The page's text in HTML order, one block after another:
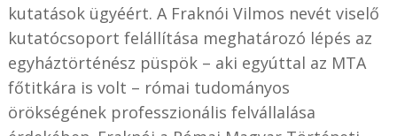
kutatások ügyéért. A Fraknói Vilmos nevét viselő
kutatócsoport felállítása meghatározó lépés az
egyháztörténész püspök – aki egyúttal az MTA
főtitkára is volt – római tudományos
örökségének professzionális felvállalása